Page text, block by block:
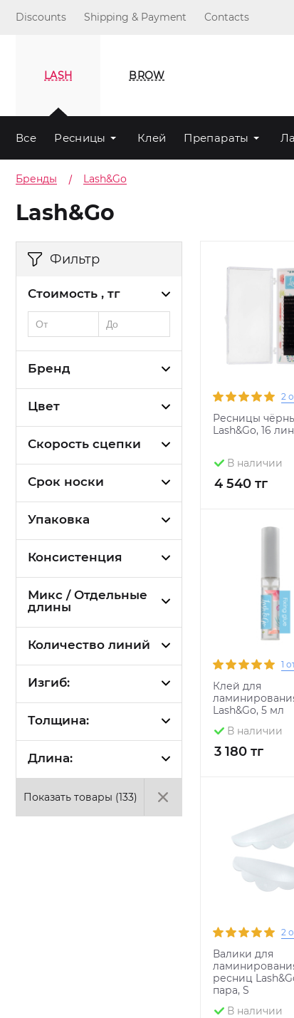
Discounts Shipping & Payment Contacts
LASH BROW
Все Ресницы Клей Препараты
Бренды Lash&Go
Lash&Go
Фильтр
Стоимость , тг
Бренд
Цвет
Скорость сцепки
Срок носки
Упаковка
Консистенция
Микс / Отдельные
длины
Количество линий
Изгиб:
Толщина:
Длина:
Показать товары (133)
2
Ресницы
Lash&Go, 16
В наличии
4 540 тг
1
Клей для
Lash&Go, 5 мл
В наличии
3 180 тг
2
Валики для
ресниц
пара, S
В наличии